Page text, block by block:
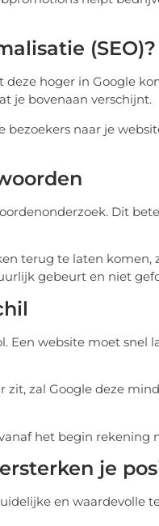
(SEO)?
deze hoger in Google
je bovenaan verschijnt.
bezoekers naar je
Dit
terug te laten komen,
gebeurt en niet
Een website moet snel
zal Google deze
het begin rekening
je
en waardevolle